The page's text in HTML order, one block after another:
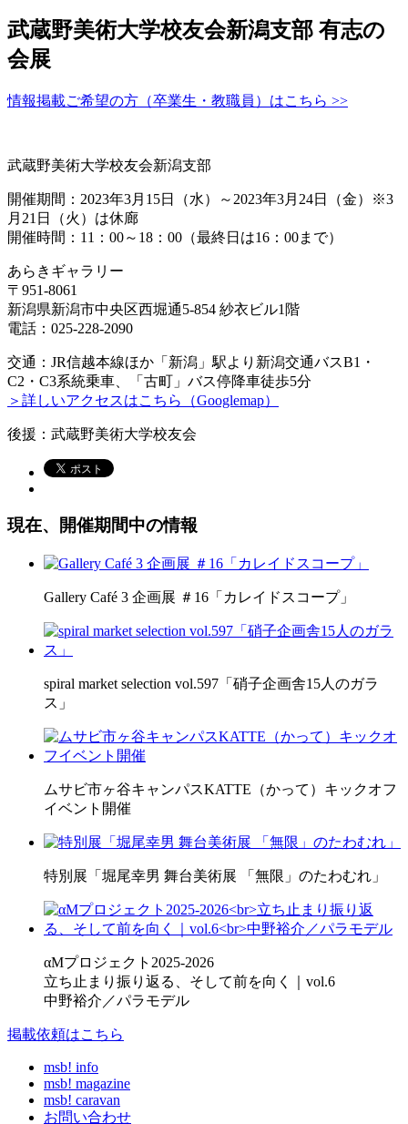
武蔵野美術大学校友会新潟支部 有志の
会展
情報掲載ご希望の方（卒業生・教職員）はこちら >>
武蔵野美術大学校友会新潟支部
開催期間：2023年3月15日（水）～2023年3月24日（金）※3
月21日（火）は休廊
開催時間：11：00～18：00（最終日は16：00まで）
あらきギャラリー
〒951-8061
新潟県新潟市中央区西堀通5-854 紗衣ビル1階
電話：025-228-2090
交通：JR信越本線ほか「新潟」駅より新潟交通バスB1・
C2・C3系統乗車、「古町」バス停降車徒歩5分
＞詳しいアクセスはこちら（Googlemap）
後援：武蔵野美術大学校友会
現在、開催期間中の情報
Gallery Café 3 企画展 ＃16「カレイドスコープ」
spiral market selection vol.597「硝子企画舎15人のガラ
ス」
ムサビ市ヶ谷キャンパスKATTE（かって）キックオフ
イベント開催
特別展「堀尾幸男 舞台美術展 「無限」のたわむれ」
αMプロジェクト2025-2026
立ち止まり振り返る、そして前を向く｜vol.6
中野裕介／パラモデル
掲載依頼はこちら
msb! info
msb! magazine
msb! caravan
お問い合わせ